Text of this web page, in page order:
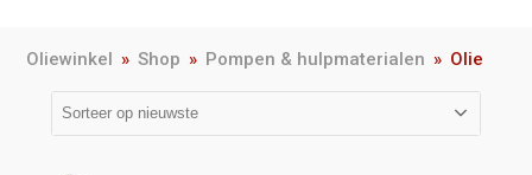
Oliewinkel » Shop » Pompen & hulpmaterialen » Olie